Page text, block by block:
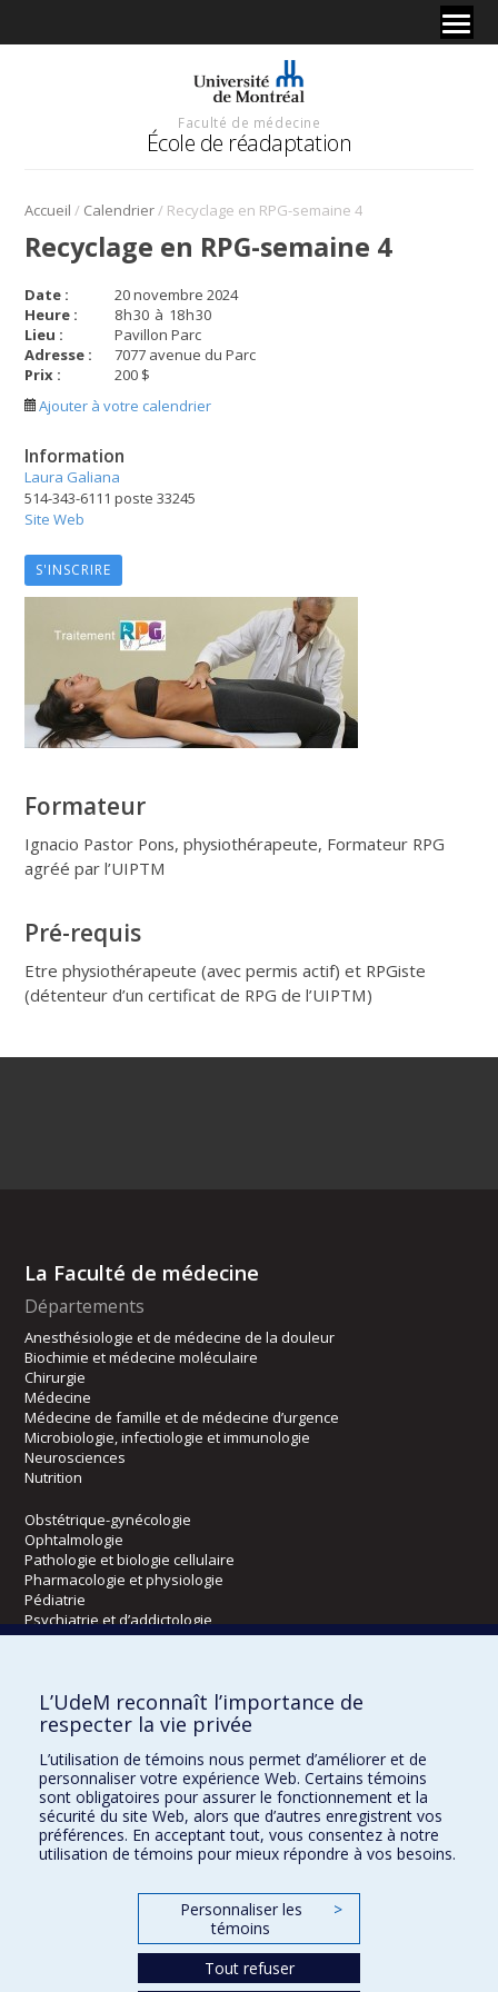
Faculté de médecine
École de réadaptation
Accueil / Calendrier/ Recyclage en RPG-semaine 4
Recyclage en RPG-semaine 4
Date :
20 novembre 2024
Heure :
8h30 à 18h30
Lieu :
Pavillon Parc
Adresse :
7077 avenue du Parc
Prix :
200 $
Ajouter à votre calendrier
Information
Laura Galiana
514-343-6111 poste 33245
Site Web
S'INSCRIRE
Formateur
Ignacio Pastor Pons, physiothérapeute, Formateur RPG
agréé par l’UIPTM
Pré-requis
Etre physiothérapeute (avec permis actif) et RPGiste
(détenteur d’un certificat de RPG de l’UIPTM)
La Faculté de médecine
Départements
Anesthésiologie et de médecine de la douleur
Biochimie et médecine moléculaire
Chirurgie
Médecine
Médecine de famille et de médecine d’urgence
Microbiologie, infectiologie et immunologie
Neurosciences
Nutrition
Obstétrique-gynécologie
Ophtalmologie
Pathologie et biologie cellulaire
Pharmacologie et physiologie
Pédiatrie
Psychiatrie et d’addictologie
Radiologie, radio-oncologie et médecine nucléaire
Écoles
Orthophonie et audiologie
Réadaptation
Directions
L’UdeM reconnaît l’importance de
respecter la vie privée
L’utilisation de témoins nous permet d’améliorer et de
personnaliser votre expérience Web. Certains témoins
sont obligatoires pour assurer le fonctionnement et la
sécurité du site Web, alors que d’autres enregistrent vos
préférences. En acceptant tout, vous consentez à notre
utilisation de témoins pour mieux répondre à vos besoins.
Personnaliser les
témoins
>
Tout refuser